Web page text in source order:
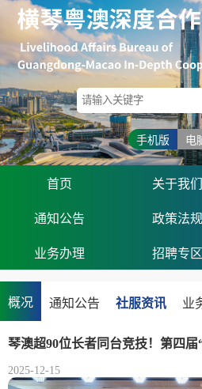
手机版 电
首页 关于我们
通知公告 政策法规
业务办理 招聘专区
概况 通知公告 社服资讯 业
琴澳超90位长者同台竞技！第四
2025-12-15